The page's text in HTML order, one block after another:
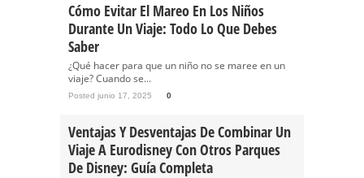
Cómo Evitar El Mareo En Los Niños
Durante Un Viaje: Todo Lo Que Debes
Saber
¿Qué hacer para que un niño no se maree en un
viaje? Cuando se...
Posted junio 17, 2025 0
Ventajas Y Desventajas De Combinar Un
Viaje A Eurodisney Con Otros Parques
De Disney: Guía Completa